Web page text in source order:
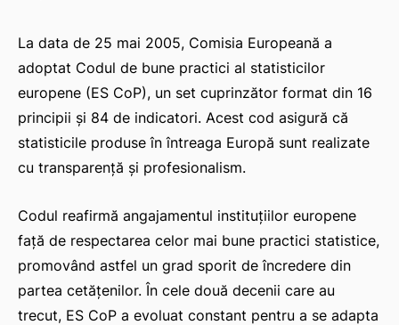
La data de 25 mai 2005, Comisia Europeană a
adoptat Codul de bune practici al statisticilor
europene (ES CoP), un set cuprinzător format din 16
principii și 84 de indicatori. Acest cod asigură că
statisticile produse în întreaga Europă sunt realizate
cu transparență și profesionalism.
Codul reafirmă angajamentul instituțiilor europene
față de respectarea celor mai bune practici statistice,
promovând astfel un grad sporit de încredere din
partea cetățenilor. În cele două decenii care au
trecut, ES CoP a evoluat constant pentru a se adapta